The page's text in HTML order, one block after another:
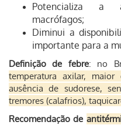
Potencializa a
macrófagos;
Diminui a
importante para a
Definição de febre: no
temperatura axilar, maior
ausência de sudorese,
tremores (calafrios), t
Recomendação de